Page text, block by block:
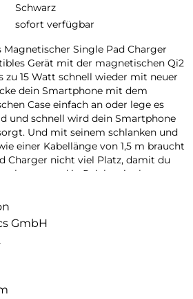
Schwarz
sofort verfügbar
Single Pad Charger
Gerät mit der magnetischen Qi2
zu 15 Watt schnell wieder mit neuer
dein Smartphone mit dem
Case einfach an oder lege es
und schnell wird dein Smartphone
Und mit seinem schlanken und
einer Kabellänge von 1,5 m braucht
Charger nicht viel Platz, damit du
kannst und in Reichweite hast,
GmbH